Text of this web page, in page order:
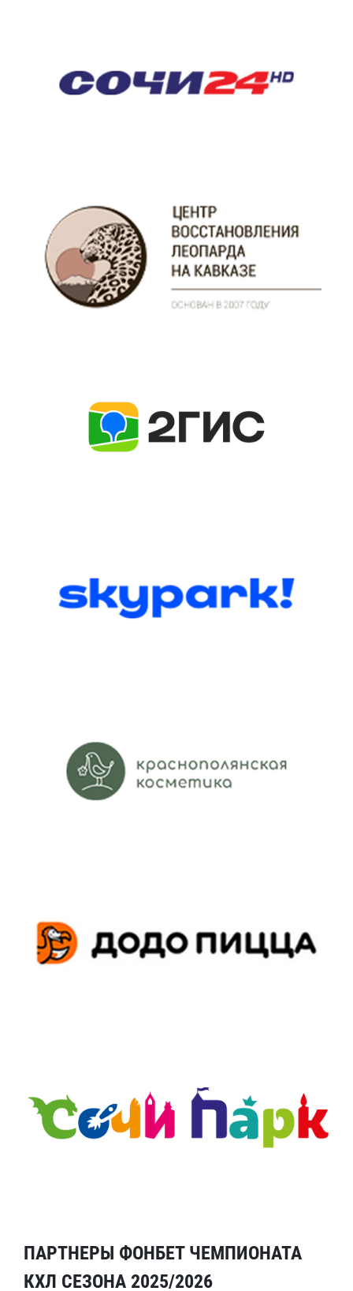
ПАРТНЕРЫ ФОНБЕТ ЧЕМПИОНАТА
КХЛ СЕЗОНА 2025/2026